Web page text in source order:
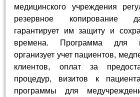
медицинского учреждения
резервное копирование
гарантирует им защиту и
времена. Программа для
организует учет пациентов,
клиентов, оплат за
процедур, визитов к
программы для